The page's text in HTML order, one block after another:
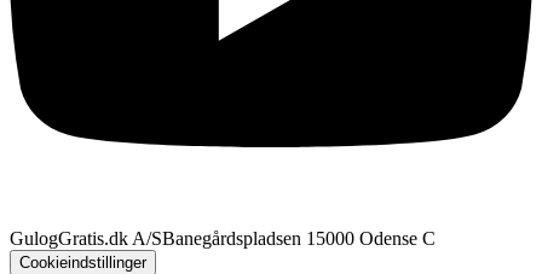
GulogGratis.dk A/SBanegårdspladsen 1 5000 Odense C
Cookieindstillinger